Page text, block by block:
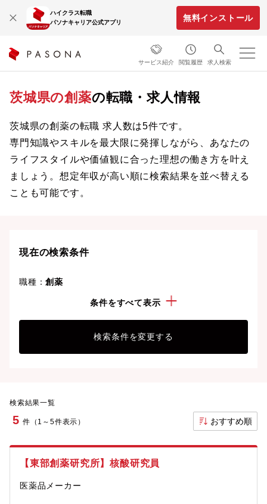
ハイクラス転職
パソナキャリア公式アプリ
無料インストール
サービス紹介 閲覧履歴 求人検索
茨城県の創薬の転職・求人情報
茨城県の創薬の転職 求人数は5件です。
専門知識やスキルを最大限に発揮しながら、あなたの
ライフスタイルや価値観に合った理想の働き方を叶え
ましょう。想定年収が高い順に検索結果を並べ替える
ことも可能です。
現在の検索条件
職種：創薬
条件をすべて表示
検索条件を変更する
検索結果一覧
5 件（1～5件表示） おすすめ順
【東部創薬研究所】核酸研究員
医薬品メーカー